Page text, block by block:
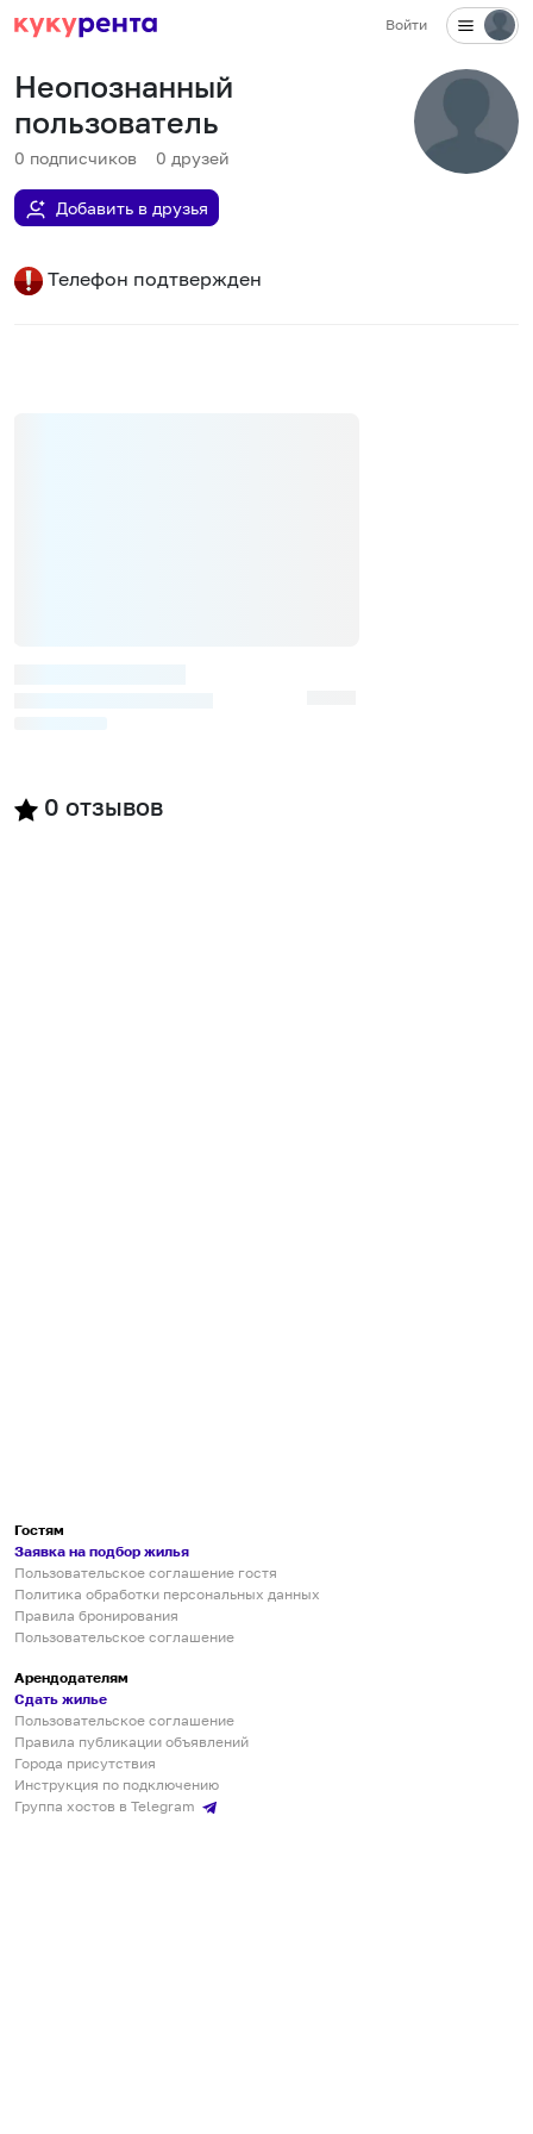
Войти
Неопознанный
пользователь
0 подписчиков 0 друзей
Добавить в друзья
Телефон подтвержден
0 отзывов
Гостям
Заявка на подбор жилья
Пользовательское соглашение гостя
Политика обработки персональных данных
Правила бронирования
Пользовательское соглашение
Арендодателям
Сдать жилье
Пользовательское соглашение
Правила публикации объявлений
Города присутствия
Инструкция по подключению
Группа хостов в Telegram